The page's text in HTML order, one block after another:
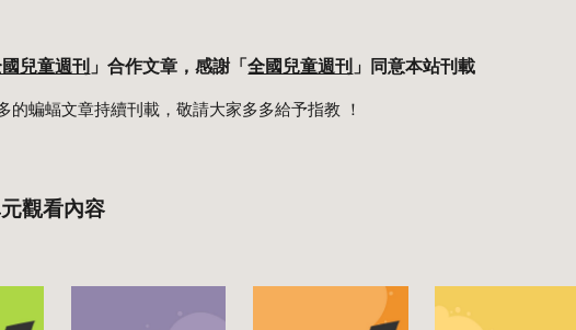
兒童週刊 」合作文章，感謝「全國兒童週刊 」同意本站刊載
的蝙蝠文章持續刊載，敬請大家多多給予指教 ！
觀看內容